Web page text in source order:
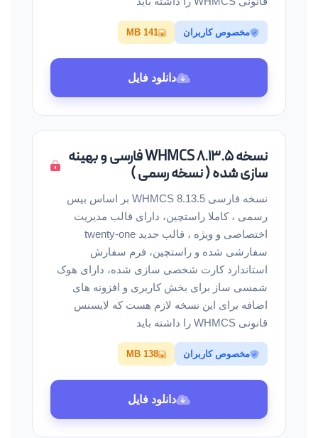
مخصوص کاربران 141 MB
دانلود فایل
نسخه WHMCS 8.13.5 فارسی و بهینه
سازی شده ( نسخه رسمی )
نسخه فارسی WHMCS 8.13.5 بر اساس بیس
رسمی ، کاملا راستچین، دارای قالب مدیریت
اختصاصی و ویژه ، قالب جدید twenty-one
سفارشی شده و راستچین، فرم سفارش
استاندارد کارت شخصی سازی شده، دارای هوک
شمسی ساز برای بخش کاربری و افزونه های
اضافه برای این نسخه لازم هست که لایسنس
قانونی WHMCS را داشته باید
مخصوص کاربران 138 MB
دانلود فایل